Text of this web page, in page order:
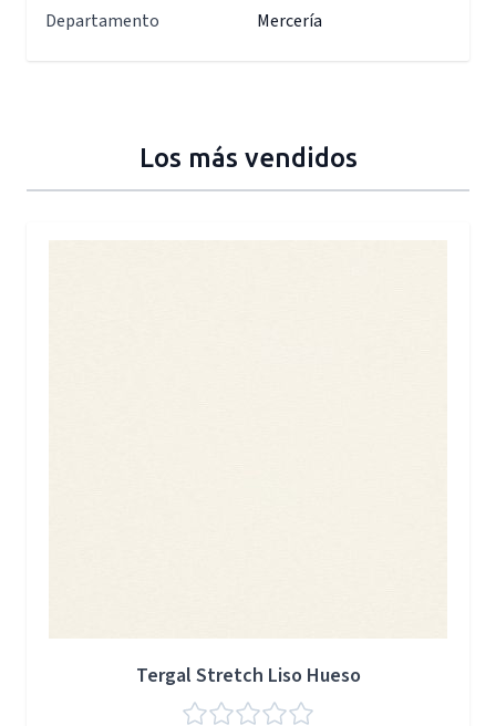
Departamento Mercería
Los más vendidos
Tergal Stretch Liso Hueso